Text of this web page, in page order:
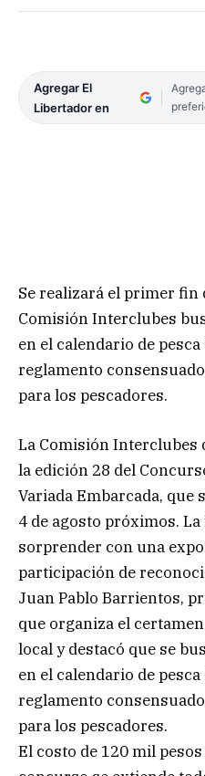
Agregar El
Libertador en
Se realizará el primer fin
Comisión Interclubes
en el calendario de
reglamento
para los pescadores.
La Comisión Interclubes
la edición 28 del
Variada Embarcada, que
4 de agosto próximos.
sorprender con una
participación de
Juan Pablo Barrientos,
que organiza el
local y destacó que se
en el calendario de
reglamento
para los pescadores.
El costo de 120 mil